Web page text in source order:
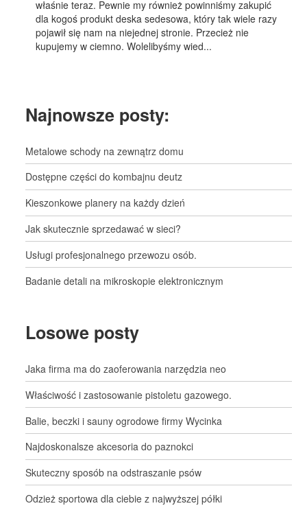
właśnie teraz. Pewnie my również powinniśmy zakupić
dla kogoś produkt deska sedesowa, który tak wiele razy
pojawił się nam na niejednej stronie. Przecież nie
kupujemy w ciemno. Wolelibyśmy wied...
Najnowsze posty:
Metalowe schody na zewnątrz domu
Dostępne części do kombajnu deutz
Kieszonkowe planery na każdy dzień
Jak skutecznie sprzedawać w sieci?
Usługi profesjonalnego przewozu osób.
Badanie detali na mikroskopie elektronicznym
Losowe posty
Jaka firma ma do zaoferowania narzędzia neo
Właściwość i zastosowanie pistoletu gazowego.
Balie, beczki i sauny ogrodowe firmy Wycinka
Najdoskonalsze akcesoria do paznokci
Skuteczny sposób na odstraszanie psów
Odzież sportowa dla ciebie z najwyższej półki